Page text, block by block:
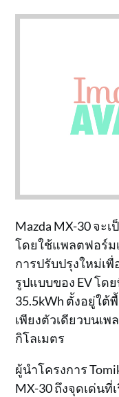
Mazda MX-30 จะ
โดยใช้แพลตฟอร์ม
การปรับปรุงใหม่เ
รูปแบบของ EV โด
35.5kWh ตั้งอยู่ใต้
เพียงตัวเดียวบนเ
กิโลเมตร
ผู้นำโครงการ
MX-30 ถึงจุดเด่นที่